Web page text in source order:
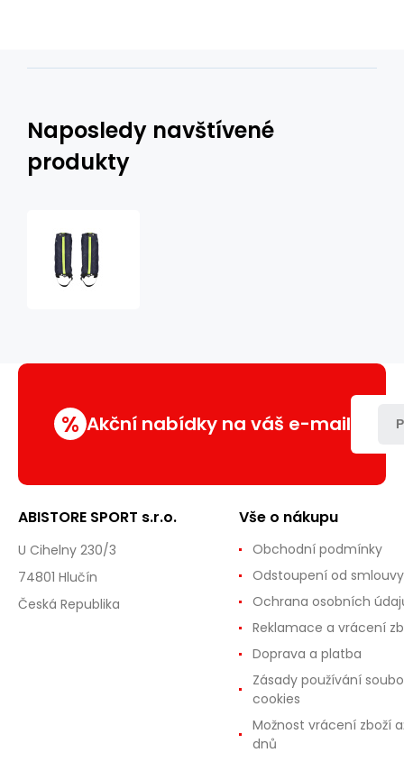
Naposledy navštívené
produkty
% Akční nabídky na váš e-mail
ABISTORE SPORT s.r.o.
U Cihelny 230/3
74801 Hlučín
Česká Republika
Vše o nákupu
Obchodní podmínky
Odstoupení od smlouvy
Ochrana osobních
Reklamace a vrácení
Doprava a platba
Zásady používání
cookies
Možnost vrácení zboží
dnů